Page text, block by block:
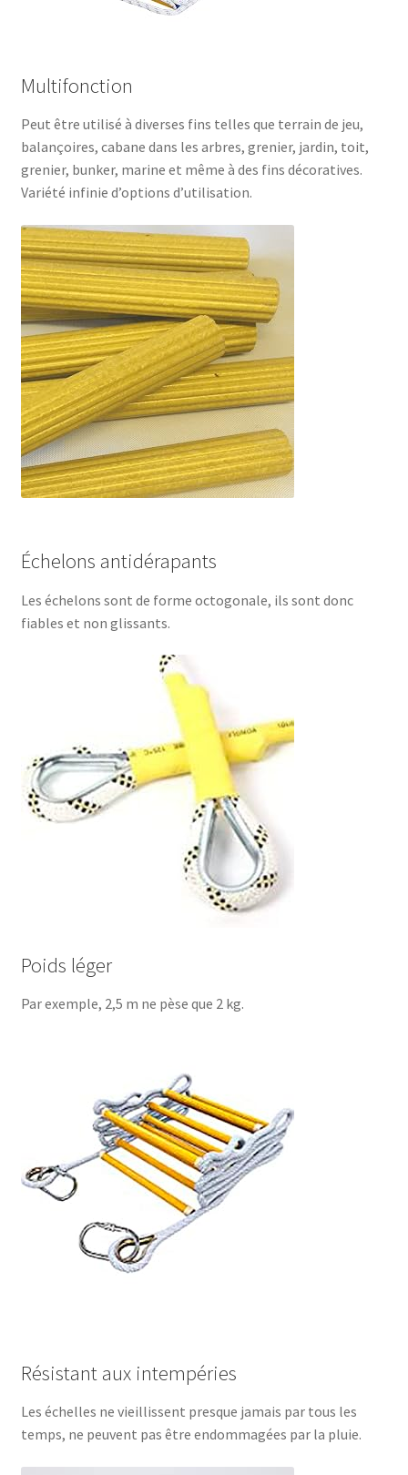
Multifonction
Peut être utilisé à diverses fins telles que terrain de jeu,
balançoires, cabane dans les arbres, grenier, jardin, toit,
grenier, bunker, marine et même à des fins décoratives.
Variété infinie d’options d’utilisation.
Échelons antidérapants
Les échelons sont de forme octogonale, ils sont donc
fiables et non glissants.
Poids léger
Par exemple, 2,5 m ne pèse que 2 kg.
Résistant aux intempéries
Les échelles ne vieillissent presque jamais par tous les
temps, ne peuvent pas être endommagées par la pluie.